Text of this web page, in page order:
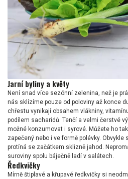
Jarní byliny a květy
Není snad více sezónní zelenina, než je
nás sklízíme pouze od poloviny až konce
chřestu vynikají obsahem vlákniny,
podílem sacharidů. Tenčí a velmi čerstvé
možné konzumovat i syrové. Můžete ho
zapečený nebo i ve formě polévky.
protíná se začátkem sklizně jahod.
suroviny spolu báječně ladí v salátech.
Ředkvičky
Mírně štiplavé a křupavé ředkvičky si